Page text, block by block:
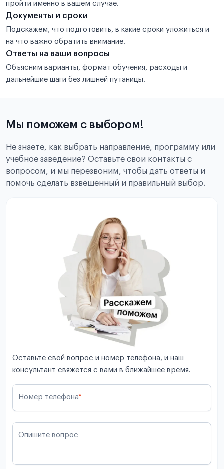
пройти именно в вашем случае.
Документы и сроки
Подскажем, что подготовить, в какие сроки уложиться и
на что важно обратить внимание.
Ответы на ваши вопросы
Объясним варианты, формат обучения, расходы и
дальнейшие шаги без лишней путаницы.
Мы поможем с выбором!
Не знаете, как выбрать направление, программу или
учебное заведение? Оставьте свои контакты с
вопросом, и мы перезвоним, чтобы дать ответы и
помочь сделать взвешенный и правильный выбор.
Оставьте свой вопрос и номер телефона, и наш
консультант свяжется с вами в ближайшее время.
Номер телефона*
Опишите вопрос